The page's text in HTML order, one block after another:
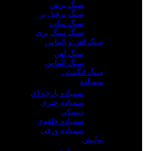
سنگ برش
سنگ پرفیل بر
سنگ ساب
سنگ سنگ بری
سنگ آهن و الماس
سنگ آهن
سنگ الماس
سنگ انگشتی
سمباده
سمباده پارچه ای
سمباده چتری
دیسکی
سمباده حلقوی
سمباده ورقی
پولیش